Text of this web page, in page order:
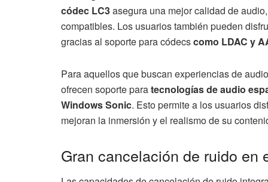
códec LC3asegura una mejor calidad de
compatibles. Los usuarios también pueden
gracias al soporte para códecscomo LDAC y
Para aquellos que buscan experiencias de
ofrecen soporte paratecnologías de audio
Windows Sonic. Esto permite a los usuarios
mejoran la inmersión y el realismo de su
Gran cancelación de ruido en